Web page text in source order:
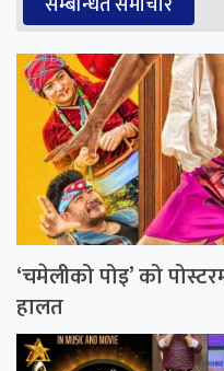
‘चमेलीको पोइ’ को
हालत